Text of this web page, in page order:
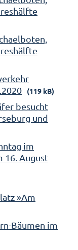
(119 kB)
besucht
und
im
16. August
»Am
Bäumen im